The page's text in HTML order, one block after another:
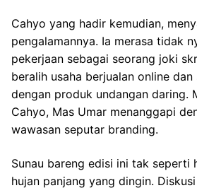
Cahyo yang hadir kemudian,
pengalamannya. Ia merasa tidak
pekerjaan sebagai seorang joki
beralih usaha berjualan online
dengan produk undangan daring.
Cahyo, Mas Umar menanggapi
wawasan seputar branding.
Sunau bareng edisi ini tak seperti
hujan panjang yang dingin.